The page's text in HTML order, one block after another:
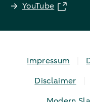
YouTube
Impressum
Disclaimer